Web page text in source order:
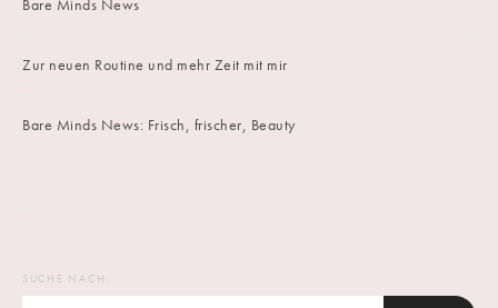
Bare Minds News
Zur neuen Routine und mehr Zeit mit mir
Bare Minds News: Frisch, frischer, Beauty
SUCHE NACH: